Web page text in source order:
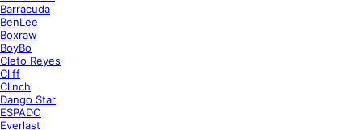
Barracuda
BenLee
Boxraw
BoyBo
Cleto Reyes
Cliff
Clinch
Dango Star
ESPADO
Everlast